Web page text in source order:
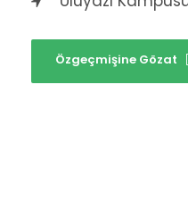
Özgeçmişine Gözat